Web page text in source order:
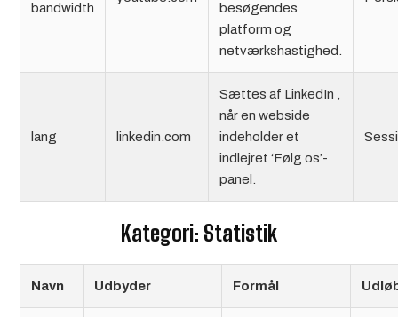
bandwidth
besøgendes
platform og
netværkshastighed.
lang linkedin.com
Sættes af LinkedIn ,
når en webside
indeholder et
indlejret ‘Følg os’-
panel.
Kategori: Statistik
Navn Udbyder Formål